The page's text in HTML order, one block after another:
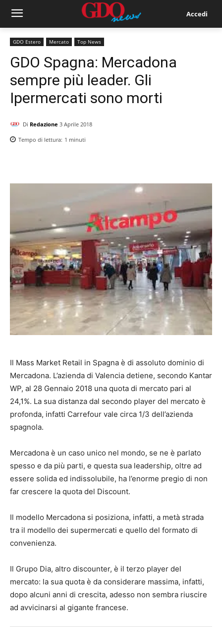
Accedi
GDO Estero Mercato Top News
GDO Spagna: Mercadona
sempre più leader. Gli
Ipermercati sono morti
Di Redazione 3 Aprile 2018
Tempo di lettura: 1 minuti
Il Mass Market Retail in Spagna è di assoluto dominio di
Mercadona. L’azienda di Valencia detiene, secondo Kantar
WP, al 28 Gennaio 2018 una quota di mercato pari al
24,1%. La sua distanza dal secondo player del mercato è
profonda, infatti Carrefour vale circa 1/3 dell’azienda
spagnola.
Mercadona è un caso unico nel mondo, se ne è parlato
spesso e da più parti, e questa sua leadership, oltre ad
essere solida ed indissolubile, ha l’enorme pregio di non
far crescere la quota del Discount.
Il modello Mercadona si posiziona, infatti, a metà strada
tra il modello dei supermercati e quello del formato di
convenienza.
Il Grupo Dia, altro discounter, è il terzo player del
mercato: la sua quota è da considerare massima, infatti,
dopo alcuni anni di crescita, adesso non sembra riuscire
ad avvicinarsi al gigante francese.